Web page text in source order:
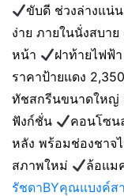
ขับดี ช่วงล่างแน่
ง่าย ภายในนั่งสบา
หน้า
ฝาท้ายไฟฟ้า
ราคาป้ายแดง
ทัชสกรีนขนาดใหญ่
ฟังก์ชั่น
คอนโซน
หลัง พร้อมช่องชาจ
สภาพใหม่
ล้อแม
รัชดาBYคุณแบงค์ส